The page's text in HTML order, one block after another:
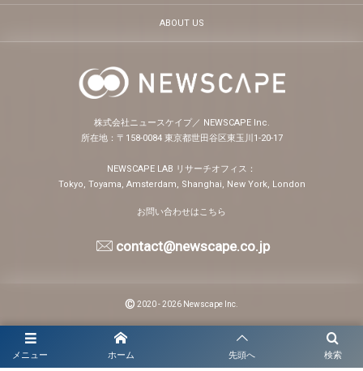
メニュー 検索
ホーム 先頭へ
ABOUT US
株式会社ニュースケイプ／ NEWSCAPE Inc.
所在地：〒158-0084 東京都世田谷区東玉川1-20-17
NEWSCAPE LAB リサーチオフィス：
Tokyo, Toyama, Amsterdam, Shanghai, New York, London
お問い合わせはこちら
contact@newscape.co.jp
© 2020 - 2026 Newscape Inc.